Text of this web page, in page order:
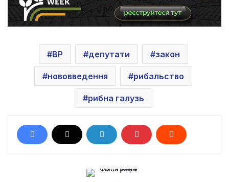
ВР депутати закон
нововведення рибальство
рибна галузь